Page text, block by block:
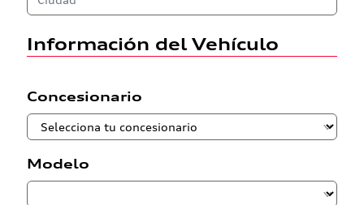
Información del Vehículo
Concesionario
Modelo